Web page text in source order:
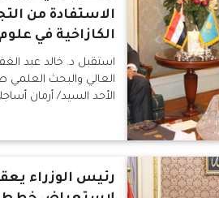
الاستفادة من
الكازاخية في
استقبل د. خالد عبد
العالي والبحث العلمي
الأحد السيد/ أرمان
رئيس الوزراء